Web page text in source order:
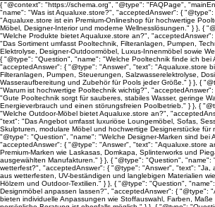
{ "@context": "https://schema.org", "@type": "FAQPage",
"name": "Was ist Aqualuxe.store?", "acceptedAnswer": {
"Aqualuxe.store ist ein Premium-Onlineshop für hochwertige
Möbel, Designer-Interior und moderne Wellnesslösungen." } }, {
"Welche Produkte bietet Aqualuxe.store an?",
"Das Sortiment umfasst Pooltechnik, Filteranlagen, Pumpen,
Elektrolyse, Designer-Outdoormöbel, Luxus-Innenmöbel sowie
{ "@type": "Question", "name": "Welche Pooltechnik finde ich bei
"acceptedAnswer": { "@type": "Answer", "text": "Aqualuxe.store
Filteranlagen, Pumpen, Steuerungen, Salzwasserelektrolyse,
Wasseraufbereitung und Zubehör für Pools jeder Größe." } }, {
"Warum ist hochwertige Pooltechnik wichtig?",
"Gute Pooltechnik sorgt für sauberes, stabiles Wasser, geringe
Energieverbrauch und einen störungsfreien Poolbetrieb." } }, {
"Welche Outdoor-Möbel bietet Aqualuxe.store an?",
"text": "Das Angebot umfasst luxuriöse Loungemöbel, Sofas,
Skulpturen, modulare Möbel und hochwertige Designerstücke für
"@type": "Question", "name": "Welche Designer-Marken sind bei
"acceptedAnswer": { "@type": "Answer", "text": "Aqualuxe.store
Premium-Marken wie Laskasas, Domkapa, Splinterworks und
ausgewählten Manufakturen." } }, { "@type": "Question", "name":
wetterfest?", "acceptedAnswer": { "@type": "Answer", "text": "Ja,
aus wetterfesten, UV-beständigen und langlebigen Materialien
Hölzern und Outdoor-Textilien." } }, { "@type": "Question",
Designmöbel anpassen lassen?", "acceptedAnswer": { "@type":
bieten individuelle Anpassungen wie Stoffauswahl, Farben, Maße